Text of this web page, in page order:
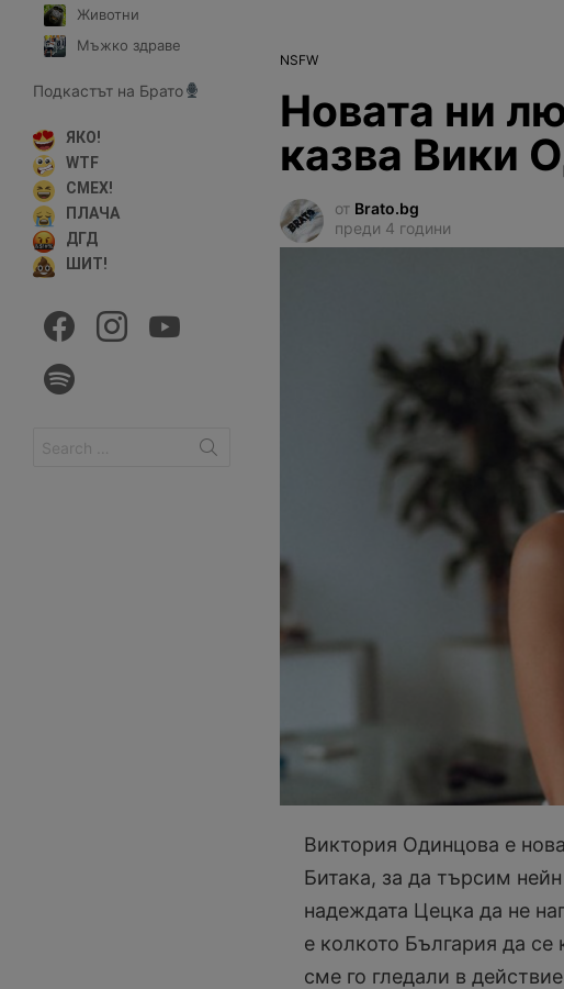
NSFW
Новата ни
казва Вики
от Brato.bg
преди 4 години
Виктория Одинцова е
Битака, за да търсим
надеждата Цецка да не
е колкото България да
сме го гледали в
Животни
Мъжко здраве
Подкастът на Брато
ЯКО!
WTF
СМЕХ!
ПЛАЧА
ДГД
ШИТ!
for: